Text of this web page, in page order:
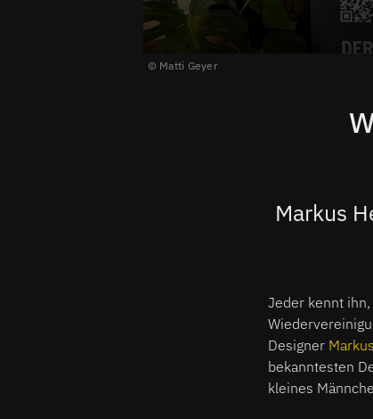
Matti Geyer
Markus
Jeder kennt
Designer
bekanntesten
kleines